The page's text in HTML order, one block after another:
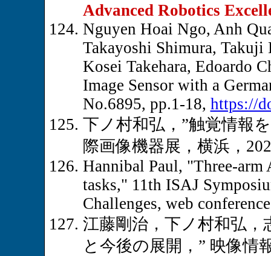
Advanced Robotics
Nguyen Hoai Ngo, Anh
Takayoshi Shimura,
Kosei Takehara, Edoardo
Image Sensor with a
No.6895, pp.1-18, https://
下ノ村和弘，”触覚情報
際画像機器展，横浜，
Hannibal Paul, "Three-
tasks," 11th ISAJ
Challenges, web
江藤剛治，下ノ村和弘
と今後の展開，” 映像情